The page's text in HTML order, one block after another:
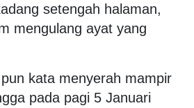
setengah halaman,
mengulang ayat yang
kata menyerah mampir
pada pagi 5 Januari